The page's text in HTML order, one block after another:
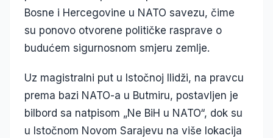
Bosne i Hercegovine u NATO savezu, čime
su ponovo otvorene političke rasprave o
budućem sigurnosnom smjeru zemlje.
Uz magistralni put u Istočnoj Ilidži, na pravcu
prema bazi NATO-a u Butmiru, postavljen je
bilbord sa natpisom „Ne BiH u NATO“, dok su
u Istočnom Novom Sarajevu na više lokacija